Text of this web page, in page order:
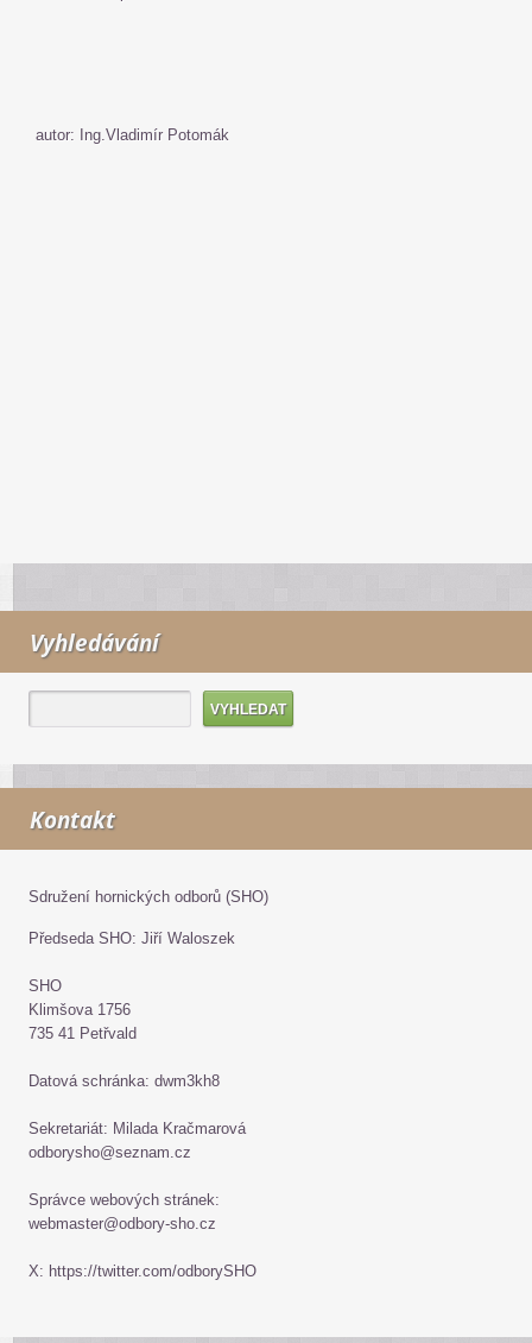
autor: Ing.Vladimír Potomák
Vyhledávání
Kontakt
Sdružení hornických odborů (SHO)
Předseda SHO: Jiří Waloszek
SHO
Klimšova 1756
735 41 Petřvald
Datová schránka: dwm3kh8
Sekretariát: Milada Kračmarová
odborysho@seznam.cz
Správce webových stránek:
webmaster@odbory-sho.cz
X: https://twitter.com/odborySHO